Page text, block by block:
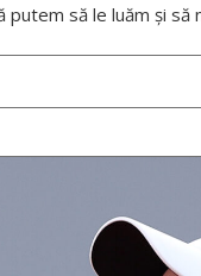
să le luăm și să